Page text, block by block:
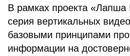
В рамках проекта
серия вертикальных
базовыми принципами
информации на